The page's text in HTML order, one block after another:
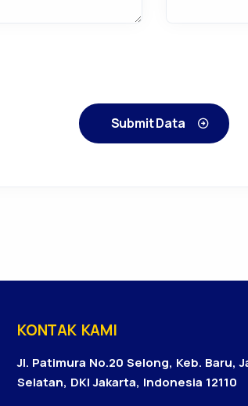
Submit Data
KONTAK KAMI
Jl. Patimura No.20 Selong, Keb. Baru,
Selatan, DKI Jakarta, Indonesia 12110